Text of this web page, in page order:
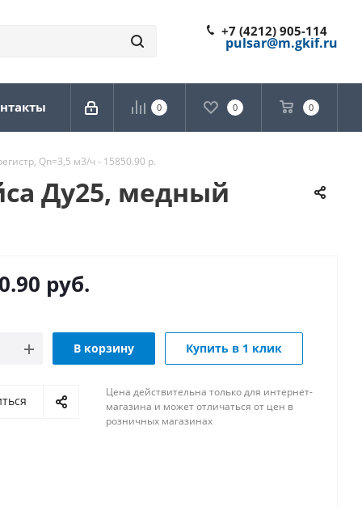
+7 (4212) 905-114
pulsar@m.gkif.ru
0 0 0
Qn=3,5 м3/ч - 15850.90 р.
Ду25, медный
руб.
В корзину Купить в 1 клик
Цена действительна только для интернет-
магазина и может отличаться от цен в
розничных магазинах